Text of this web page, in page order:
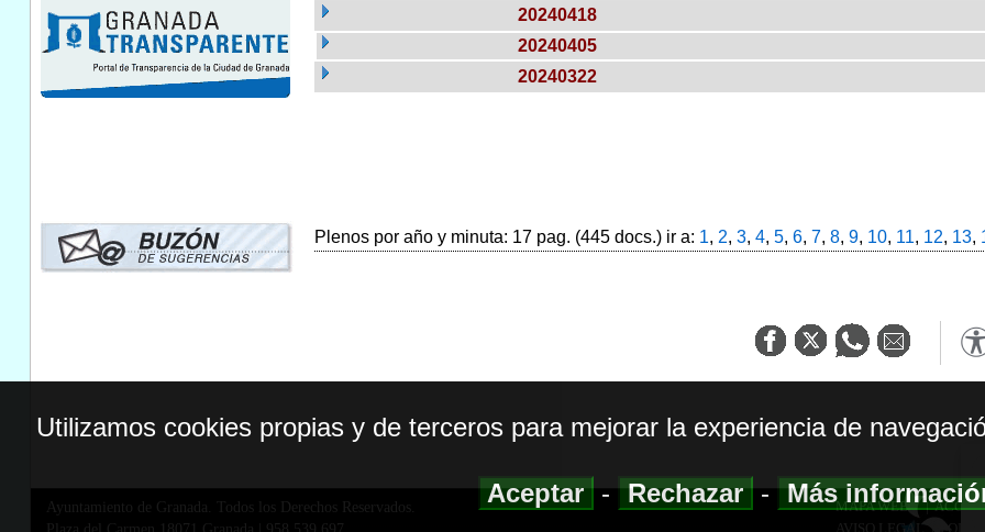
20240418
20240405
20240322
Plenos por año y minuta: 17 pag. (445 docs.) ir a: 1, 2, 3, 4, 5, 6, 7, 8, 9, 10, 11, 12, 13,
Ayuntamiento de Granada. Todos los Derechos Reservados.
MAPA WEB|
AVISO LEGAL|
Utilizamos cookies propias y de terceros para mejorar la experiencia de
Aceptar-Rechazar-Más